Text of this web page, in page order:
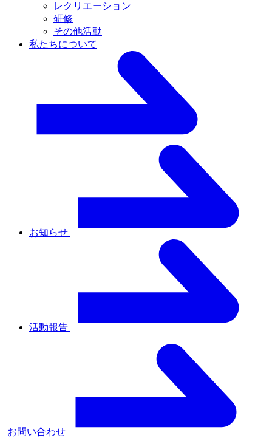
レクリエーション
研修
その他活動
私たちについて
お知らせ
活動報告
お問い合わせ